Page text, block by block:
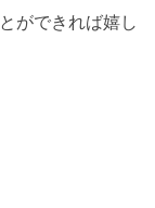
ができれば嬉し